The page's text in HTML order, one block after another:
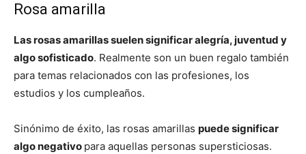
Rosa amarilla
Las rosas amarillas suelen significar alegría, juventud y
algo sofisticado. Realmente son un buen regalo también
para temas relacionados con las profesiones, los
estudios y los cumpleaños.
Sinónimo de éxito, las rosas amarillas puede significar
algo negativo para aquellas personas supersticiosas.